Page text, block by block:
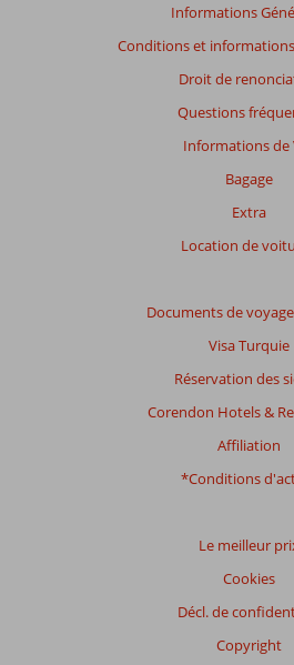
Informations
Conditions et
Droit de
Questions
Informations de
Bagage
Extra
Location de
Documents de
Visa Turquie
Réservation des
Corendon Hotels &
Affiliation
*Conditions
Le meilleur
Cookies
Décl. de
Copyright